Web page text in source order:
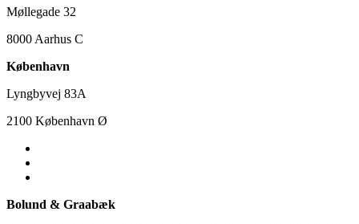
Møllegade 32
8000 Aarhus C
København
Lyngbyvej 83A
2100 København Ø
Bolund & Graabæk